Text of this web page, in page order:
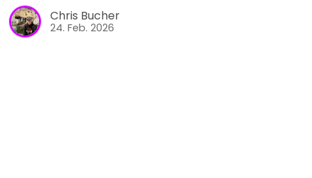
Chris Bucher
24. Feb. 2026